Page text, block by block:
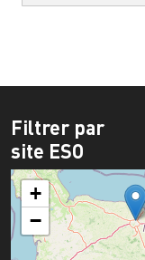
Filtrer par
site ESO
+
−